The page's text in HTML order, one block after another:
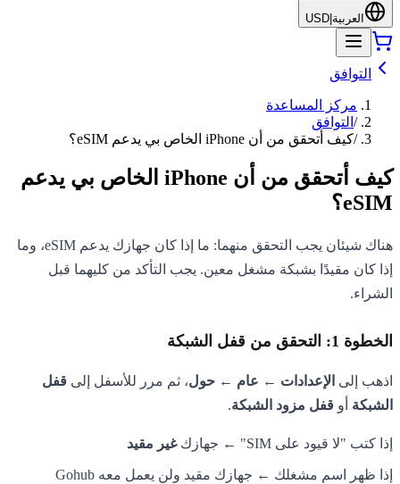
العربية USD
التوافق
مركز المساعدة
/ التوافق
/كيف أتحقق من أن iPhone الخاص بي يدعم eSIM؟
كيف أتحقق من أن iPhone الخاص بي يدعم
eSIM؟
هناك شيئان يجب التحقق منهما: ما إذا كان جهازك يدعم eSIM، وما
إذا كان مقيدًا بشبكة مشغل معين. يجب التأكد من كليهما قبل
الشراء.
الخطوة 1: التحقق من قفل الشبكة
اذهب إلى الإعدادات ← عام ← حول، ثم مرر للأسفل إلى قفل
الشبكة أو قفل مزود الشبكة.
إذا كتب "لا قيود على SIM" ← جهازك غير مقيد
إذا ظهر اسم مشغلك ← جهازك مقيد ولن يعمل معه Gohub